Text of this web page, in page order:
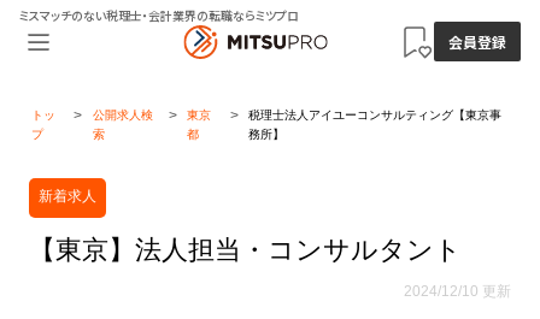
ミスマッチのない税理士・会計業界の転職ならミツプロ
会員登録
トッ
プ
公開求人検
索
東京
都
税理士法人アイユーコンサルティング【東京事
務所】
新着求人
【東京】法人担当・コンサルタント
2024/12/10 更新